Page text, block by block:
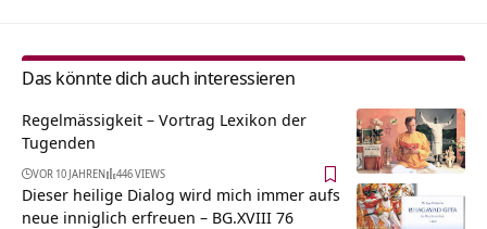
Das könnte dich auch interessieren
Regelmässigkeit – Vortrag Lexikon der
Tugenden
VOR 10 JAHREN 446 VIEWS
Dieser heilige Dialog wird mich immer aufs
neue inniglich erfreuen – BG.XVIII 76